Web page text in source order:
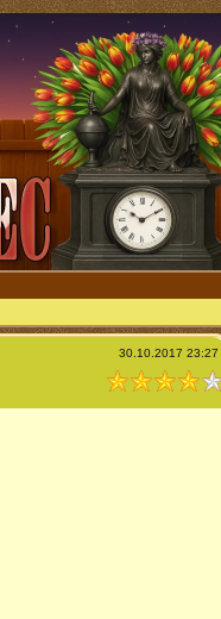
30.10.2017 23:27